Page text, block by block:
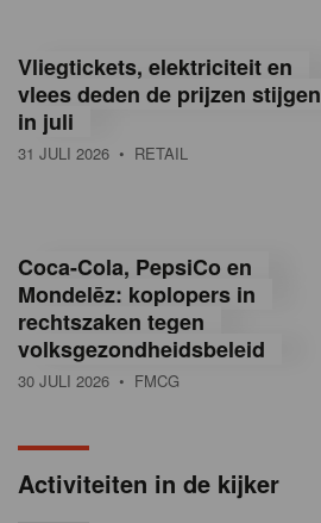
g
ë
e
a
n
Vliegtickets, elektriciteit en
vlees deden de prijzen stijgen
in juli
31 JULI 2026 • RETAIL
Coca-Cola, PepsiCo en
Mondelēz: koplopers in
rechtszaken tegen
volksgezondheidsbeleid
30 JULI 2026 • FMCG
Activiteiten in de kijker